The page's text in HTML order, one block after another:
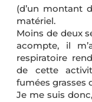
(d’un montant
matériel.
Moins de deux
acompte, il
respiratoire
de cette
fumées grasses
Je me suis